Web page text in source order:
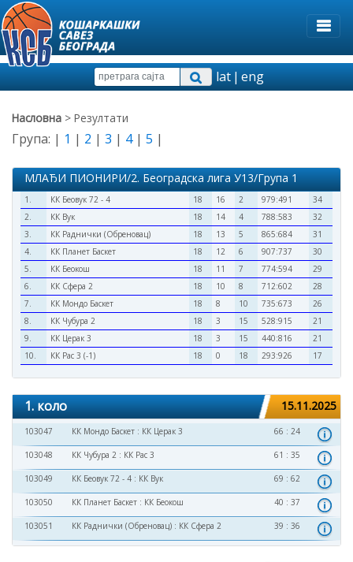
lat|eng
Насловна > Резултати
Група: | 1 | 2 | 3 | 4| 5 |
МЛАЂИ ПИОНИРИ/2. Београдска лига У13/Група 1
1. КК Беовук 72 - 4 18 16 2 979:491
34
2.
КК Вук 18 14 4 788:583
32
3.
КК Раднички (Обреновац) 18 13 5 865:684
31
4.
КК Планет Баскет 18 12 6 907:737
30
5.
КК Беокош 18 11 7 774:594
29
6.
КК Сфера 2 18 10 8 712:602
28
7.
КК Мондо Баскет 18 8 10 735:673
26
8.
КК Чубура 2 18 3 15 528:915
21
9.
КК Церак 3 18 3 15 440:816
21
10.
КК Рас 3 (-1) 18 0 18 293:926 17
1. коло 15.11.2025
103047 КК Мондо Баскет : КК Церак 3 66 : 24
103048 КК Чубура 2 : КК Рас 3 61 : 35
103049 КК Беовук 72 - 4 : КК Вук 69 : 62
103050 КК Планет Баскет : КК Беокош 40 : 37
103051 КК Раднички (Обреновац) : КК Сфера 2 39 : 36